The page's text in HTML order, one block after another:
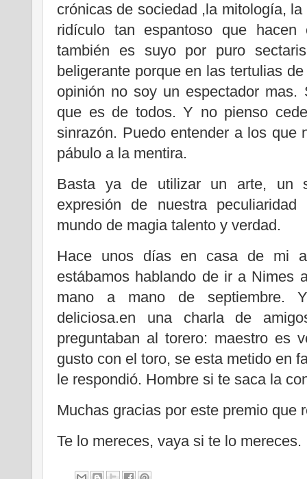
crónicas de sociedad ,la mitología,
ridículo tan espantoso que
también es suyo por puro
beligerante porque en las tertulias
opinión no soy un espectador
que es de todos. Y no pienso
sinrazón. Puedo entender a los que
pábulo a la mentira.
Basta ya de utilizar un arte, un
expresión de nuestra
mundo de magia talento y verdad.
Hace unos días en casa de mi
estábamos hablando de ir a Nimes
mano a mano de septiembre.
deliciosa.en una charla de
preguntaban al torero: maestro es
gusto con el toro, se esta metido en
le respondió. Hombre si te saca la
Muchas gracias por este premio que
Te lo mereces, vaya si te lo mereces.